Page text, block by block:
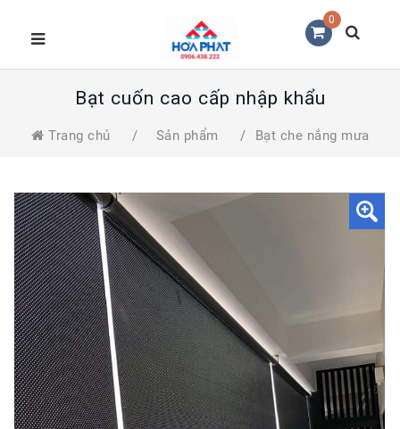
0
Bạt cuốn cao cấp nhập khẩu
Trang chủ / Sản phẩm / Bạt che nắng mưa